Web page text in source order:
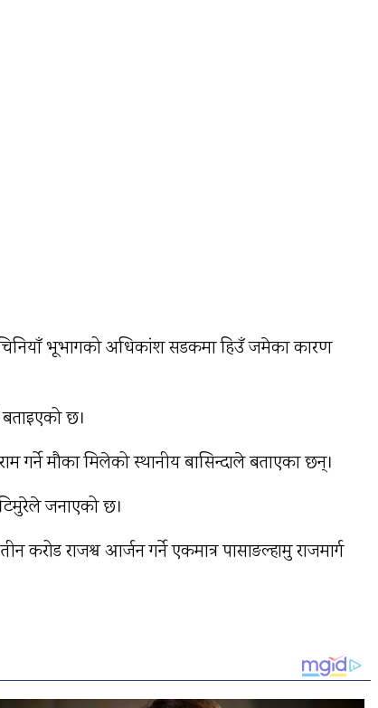
भूभागको अधिकांश सडकमा हिउँ जमेका कारण
छ।
गर्ने मौका मिलेको स्थानीय बासिन्दाले बताएका छन्।
जनाएको छ।
करोड राजश्व आर्जन गर्ने एकमात्र पासाङल्हामु राजमार्ग